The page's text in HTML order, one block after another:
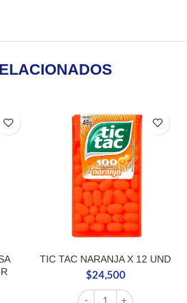
TIC TAC NARANJA X 12 UND
$24,500
TIC TAC NARANJA X